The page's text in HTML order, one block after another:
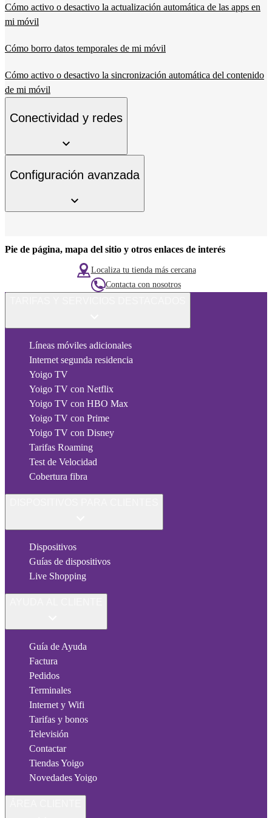
Cómo activo o desactivo la actualización automática de las apps en
mi móvil
Cómo borro datos temporales de mi móvil
Cómo activo o desactivo la sincronización automática del contenido
de mi móvil
Conectividad y redes
Configuración avanzada
Pie de página, mapa del sitio y otros enlaces de interés
Localiza tu tienda más cercana
Contacta con nosotros
Líneas móviles adicionales
Internet segunda residencia
Yoigo TV
Yoigo TV con Netflix
Yoigo TV con HBO Max
Yoigo TV con Prime
Yoigo TV con Disney
Tarifas Roaming
Test de Velocidad
Cobertura fibra
Dispositivos
Guías de dispositivos
Live Shopping
Guía de Ayuda
Factura
Pedidos
Terminales
Internet y Wifi
Tarifas y bonos
Televisión
Contactar
Tiendas Yoigo
Novedades Yoigo